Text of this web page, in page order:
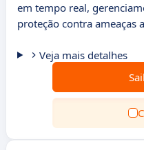
em tempo real,
proteção contra ameaças
Veja mais detalhes